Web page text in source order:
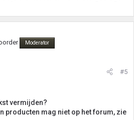
Moderator
#5
vermijden?
producten mag niet op het forum, zie